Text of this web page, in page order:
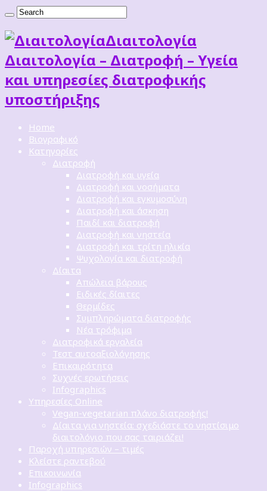
Διαιτoλογία
Διαιτολογία – Διατροφή – Υγεία
και υπηρεσίες διατροφικής
υποστήριξης
Home
Βιογραφικό
Κατηγορίες
Διατροφή
Διατροφή και υγεία
Διατροφή και νοσήματα
Διατροφή και εγκυμοσύνη
Διατροφή και άσκηση
Παιδί και διατροφή
Διατροφή και νηστεία
Διατροφή και τρίτη ηλικία
Ψυχολογία και διατροφή
Δίαιτα
Απώλεια βάρους
Ειδικές δίαιτες
Θερμίδες
Συμπληρώματα διατροφής
Νέα τρόφιμα
Διατροφικά εργαλεία
Τεστ αυτοαξιολόγησης
Επικαιρότητα
Συχνές ερωτήσεις
Infographics
Υπηρεσίες Online
Vegan-vegetarian πλάνο διατροφής!
Δίαιτα για νηστεία: σχεδιάστε το νηστίσιμο
διαιτολόγιο που σας ταιριάζει!
Παροχή υπηρεσιών – τιμές
Κλείστε ραντεβού
Επικοινωνία
Infographics